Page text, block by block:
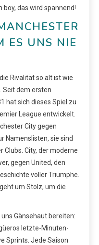
boy, das wird spannend!
ES UNS NIE
Rivalität so alt ist wie
Seit dem ersten
hat sich dieses Spiel zu
League entwickelt.
City gegen
Namenslisten, sie sind
City, der moderne
gegen United, den
voller Triumphe.
um Stolz, um die
Gänsehaut bereiten:
letzte-Minuten-
Sprints. Jede Saison